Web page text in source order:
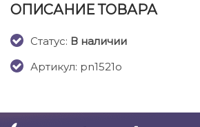
ОПИСАНИЕ ТОВАРА
Cтатус: В наличии
Артикул: pn1521o